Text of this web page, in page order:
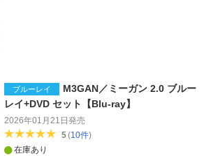
ブルーレイ
M3GAN／ミーガン 2.0 ブルー
レイ+DVD セット【Blu-ray】
2026年01月21日 発売
5(10件)
在庫あり